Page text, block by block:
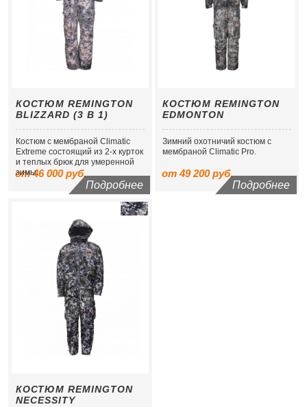
КОСТЮМ REMINGTON
BLIZZARD (3 В 1)
Костюм с мембраной Сlimatic
Extreme состоящий из 2-х курток
и теплых брюк для умеренной
зимы.
от 46 000 руб.
Подробнее
КОСТЮМ REMINGTON
EDMONTON
Зимний охотничий костюм с
мембраной Climatic Pro.
от 49 200 руб.
Подробнее
КОСТЮМ REMINGTON
NECESSITY